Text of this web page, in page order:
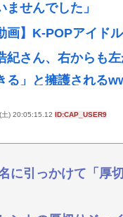
ませんでした」
画】K-POPアイド
紀さん、右からも
る」と擁護される
州名物】鶏刺し食
病院、脳腫瘍摘出
) 20:05:15.12 ID:CAP_USER9
に引っかけて「厚